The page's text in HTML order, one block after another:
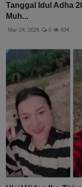
Tanggal Idul Adha
Muh...
Mar 24, 2026 0 404